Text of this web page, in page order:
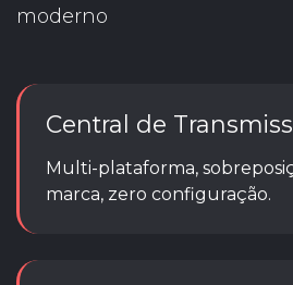
moderno
Central de
Multi-plataforma,
marca, zero configuração.